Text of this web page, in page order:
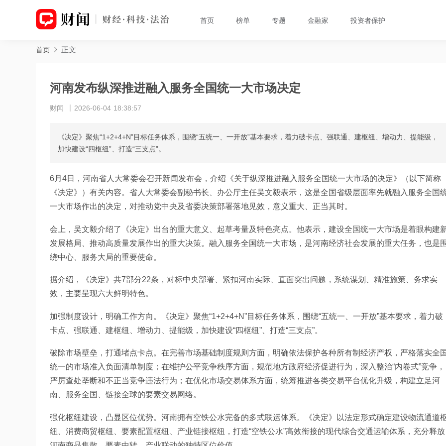
首页 榜单 专题 金融家 投资者保护
首页 正文
河南发布纵深推进融入服务全国统一大市场决定
财闻 2026-06-04 18:38:57
《决定》聚焦“1+2+4+N”目标任务体系，围绕“五统一、一开放”基本要求，着力破卡点、强联通、建枢纽、增动力、提能级，
加快建设“四枢纽”、打造“三支点”。
6月4日，河南省人大常委会召开新闻发布会，介绍《关于纵深推进融入服务全国统一大市场的决定》（以下简称
《决定》）有关内容。省人大常委会副秘书长、办公厅主任吴文毅表示，这是全国省级层面率先就融入服务全国
一大市场作出的决定，对推动党中央及省委决策部署落地见效，意义重大、正当其时。
会上，吴文毅介绍了《决定》出台的重大意义、起草考量及特色亮点。他表示，建设全国统一大市场是着眼构建
发展格局、推动高质量发展作出的重大决策。融入服务全国统一大市场，是河南经济社会发展的重大任务，也是
绕中心、服务大局的重要使命。
据介绍，《决定》共7部分22条，对标中央部署、紧扣河南实际、直面突出问题，系统谋划、精准施策、务求实
效，主要呈现六大鲜明特色。
加强制度设计，明确工作方向。《决定》聚焦“1+2+4+N”目标任务体系，围绕“五统一、一开放”基本要求，着力破
卡点、强联通、建枢纽、增动力、提能级，加快建设“四枢纽”、打造“三支点”。
破除市场壁垒，打通堵点卡点。在完善市场基础制度规则方面，明确依法保护各种所有制经济产权，严格落实全
统一的市场准入负面清单制度；在维护公平竞争秩序方面，规范地方政府经济促进行为，深入整治“内卷式”竞争，
严厉查处垄断和不正当竞争违法行为；在优化市场交易体系方面，统筹推进各类交易平台优化升级，构建立足河
南、服务全国、链接全球的要素交易网络。
强化枢纽建设，凸显区位优势。河南拥有空铁公水完备的多式联运体系。《决定》以法定形式确定建设物流通道
纽、消费商贸枢纽、要素配置枢纽、产业链接枢纽，打造“空铁公水”高效衔接的现代综合交通运输体系，充分释放